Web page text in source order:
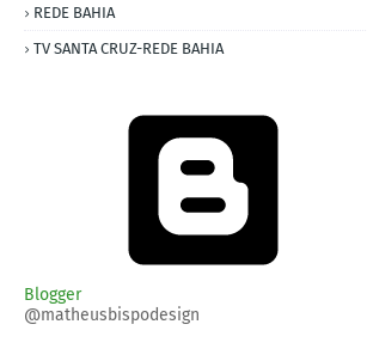
REDE BAHIA
TV SANTA CRUZ-REDE BAHIA
Blogger
@matheusbispodesign